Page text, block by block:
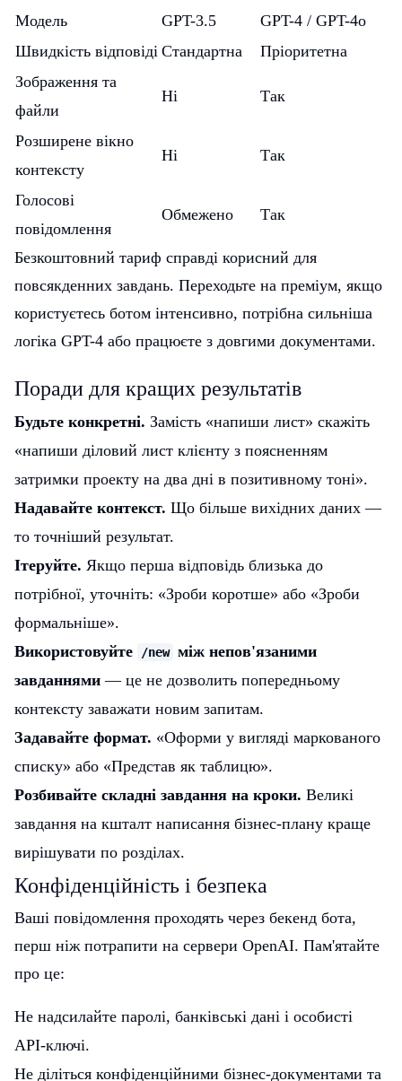
Модель
GPT-3.5
GPT-4 / GPT-4o
Швидкість відповіді Стандартна
Пріоритетна
Зображення та
файли
Ні Так
Розширене вікно
контексту
Ні Так
Голосові
повідомлення
Обмежено Так
Безкоштовний тариф справді корисний для
повсякденних завдань. Переходьте на преміум, якщо
користуєтесь ботом інтенсивно, потрібна сильніша
логіка GPT-4 або працюєте з довгими документами.
Поради для кращих результатів
Будьте конкретні. Замість «напиши лист» скажіть
«напиши діловий лист клієнту з поясненням
затримки проекту на два дні в позитивному тоні».
Надавайте контекст. Що більше вихідних даних —
то точніший результат.
Ітеруйте. Якщо перша відповідь близька до
потрібної, уточніть: «Зроби коротше» або «Зроби
формальніше».
Використовуйте
/new між непов'язаними
завданнями — це не дозволить попередньому
контексту заважати новим запитам.
Задавайте формат. «Оформи у вигляді маркованого
списку» або «Представ як таблицю».
Розбивайте складні завдання на кроки. Великі
завдання на кшталт написання бізнес-плану краще
вирішувати по розділах.
Конфіденційність і безпека
Ваші повідомлення проходять через бекенд бота,
перш ніж потрапити на сервери OpenAI. Пам'ятайте
про це:
Не надсилайте паролі, банківські дані і особисті
API-ключі.
Не діліться конфіденційними бізнес-документами та